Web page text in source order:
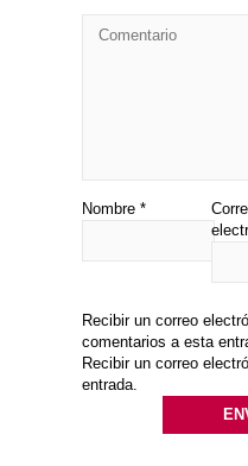
Nombre *
Recibir un correo
comentarios a esta
Recibir un correo
entrada.